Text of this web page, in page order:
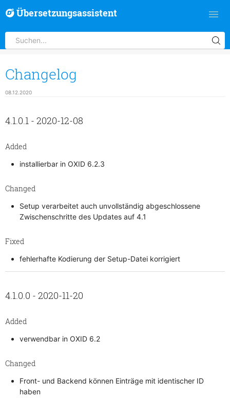
Übersetzungsassistent
Changelog
08.12.2020
4.1.0.1 - 2020-12-08
Added
installierbar in OXID 6.2.3
Changed
Setup verarbeitet auch unvollständig abgeschlossene
Zwischenschritte des Updates auf 4.1
Fixed
fehlerhafte Kodierung der Setup-Datei korrigiert
4.1.0.0 - 2020-11-20
Added
verwendbar in OXID 6.2
Changed
Front- und Backend können Einträge mit identischer ID
haben